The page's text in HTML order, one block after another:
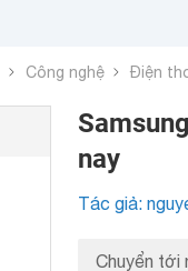
Công nghệ Điện
nay
Tác giả:
Chuyển tới